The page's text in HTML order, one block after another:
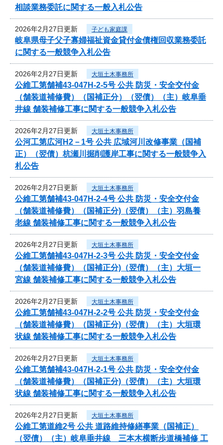
相談業務委託に関する一般入札公告
2026年2月27日更新 子ども家庭課
岐阜県母子父子寡婦福祉資金貸付金債権回収業務委託
に関する一般競争入札公告
2026年2月27日更新 大垣土木事務所
公維工第舗補43-047H-2-5号 公共 防災・安全交付金
（舗装道補修費）（国補正分）（翌債）（主）岐阜垂
井線 舗装補修工事に関する一般競争入札公告
2026年2月27日更新 大垣土木事務所
公河工第広河H2－1号 公共 広域河川改修事業（国補
正）（翌債）杭瀬川掘削護岸工事に関する一般競争入
札公告
2026年2月27日更新 大垣土木事務所
公維工第舗補43-047H-2-4号 公共 防災・安全交付金
（舗装道補修費）（国補正分)（翌債）（主）羽島養
老線 舗装補修工事に関する一般競争入札公告
2026年2月27日更新 大垣土木事務所
公維工第舗補43-047H-2-3号 公共 防災・安全交付金
（舗装道補修費）（国補正分)（翌債）（主）大垣一
宮線 舗装補修工事に関する一般競争入札公告
2026年2月27日更新 大垣土木事務所
公維工第舗補43-047H-2-2号 公共 防災・安全交付金
（舗装道補修費）（国補正分)（翌債）（主）大垣環
状線 舗装補修工事に関する一般競争入札公告
2026年2月27日更新 大垣土木事務所
公維工第舗補43-047H-2-1号 公共 防災・安全交付金
（舗装道補修費）（国補正分)（翌債）（主）大垣環
状線 舗装補修工事に関する一般競争入札公告
2026年2月27日更新 大垣土木事務所
公維工第道維2号 公共 道路維持修繕事業（国補正）
（翌債）（主）岐阜垂井線 三本木横断歩道橋補修 工